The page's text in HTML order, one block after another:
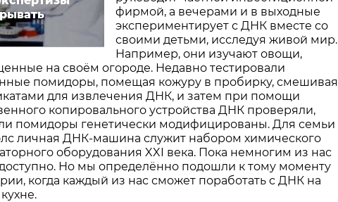
фирмой, а вечерами и в выходные
экспериментирует с ДНК вместе со
своими детьми, исследуя живой мир.
Например, они изучают овощи,
на своём огороде. Недавно тестировали
помидоры, помещая кожуру в пробирку, смешивая
для извлечения ДНК, и затем при помощи
копировального устройства ДНК проверяли,
помидоры генетически модифицированы. Для семьи
личная ДНК-машина служит набором химического
оборудования XXI века. Пока немногим из нас
Но мы определённо подошли к тому моменту
когда каждый из нас сможет поработать с ДНК на